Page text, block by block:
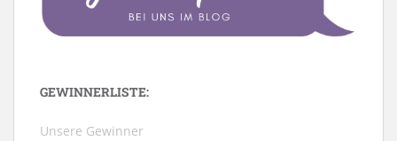
GEWINNERLISTE:
Unsere Gewinner